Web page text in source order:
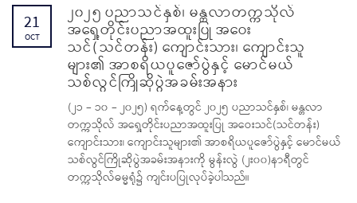
21
OCT
၂၀၂၅ ပညာသင်နှစ်၊ မန္တလာတက္ကသိုလ်
အရှေ့တိုင်းပညာအထူးပြု အဝေး
သင်(သင်တန်း) ကျောင်းသား၊ ကျောင်းသူ
များ၏ အာစရိယပူ‌ဇော်ပွဲနှင့် မောင်မယ်
သစ်လွင်ကြိုဆိုပွဲအခမ်းအနား
(၂၁ – ၁၀ – ၂၀၂၅) ရက်နေ့တွင် ၂၀၂၅ ပညာသင်နှစ်၊ မန္တလာ
တက္ကသိုလ် အရှေ့တိုင်းပညာအထူးပြု အဝေးသင်(သင်တန်း)
ကျောင်းသား၊ ကျောင်းသူများ၏ အာစရိယပူ‌ဇော်ပွဲနှင့် မောင်မယ်
သစ်လွင်ကြိုဆိုပွဲအခမ်းအနားကို မွန်းလွဲ (၂း၀၀)နာရီတွင်
တက္ကသိုလ်ဓမ္မရုံ၌ ကျင်းပပြုလုပ်ခဲ့ပါသည်။